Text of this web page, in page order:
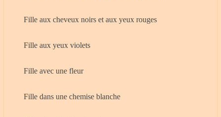
Fille aux cheveux noirs et aux yeux rouges
Fille aux yeux violets
Fille avec une fleur
Fille dans une chemise blanche